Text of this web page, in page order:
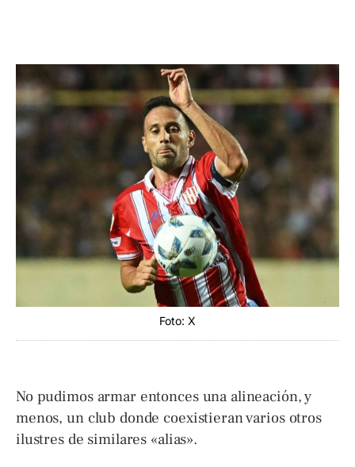
Foto: X
No pudimos armar entonces una alineación, y
menos, un club donde coexistieran varios otros
ilustres de similares «alias».